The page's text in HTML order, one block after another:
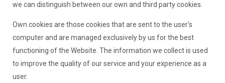
we can distinguish between our own and third party cookies.
Own cookies are those cookies that are sent to the user's
computer and are managed exclusively by us for the best
functioning of the Website. The information we collect is used
to improve the quality of our service and your experience as a
user.